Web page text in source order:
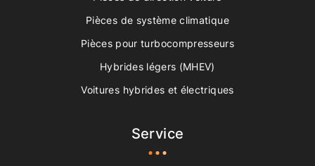
Pièces de système climatique
Pièces pour turbocompresseurs
Hybrides légers (MHEV)
Voitures hybrides et électriques
Service